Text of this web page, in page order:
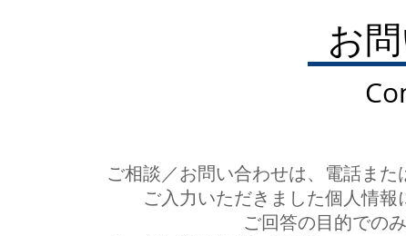
お
ご相談／お問い合わせは、電話また
ご入力いただきました個人情
ご回答の目的でのみ